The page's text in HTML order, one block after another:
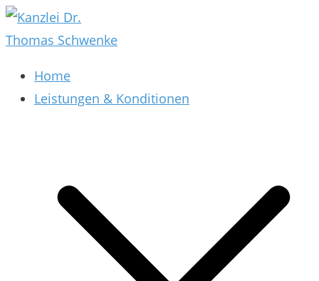
Zum
Inhalt
Kanzlei Dr. Thomas Schwenke
Rechtsberatung für Datenschutz, Social Media,
Marketing, E-Commerce & AGB & Verträge
Home
Leistungen & Konditionen